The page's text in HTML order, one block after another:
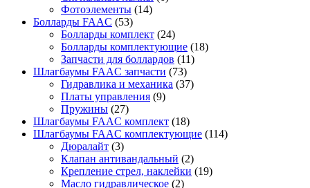
Фотоэлементы (14)
Болларды FAAC (53)
Болларды комплект (24)
Болларды комплектующие (18)
Запчасти для боллардов (11)
Шлагбаумы FAAC запчасти (73)
Гидравлика и механика (37)
Платы управления (9)
Пружины (27)
Шлагбаумы FAAC комплект (18)
Шлагбаумы FAAC комплектующие (114)
Дюралайт (3)
Клапан антивандальный (2)
Крепление стрел, наклейки (19)
Масло гидравлическое (2)